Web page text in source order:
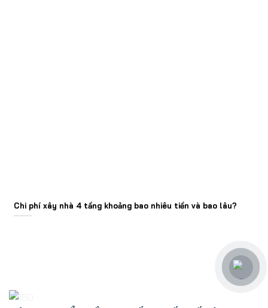
Chi phí xây nhà 4 tầng khoảng bao nhiêu tiền và bao lâu?